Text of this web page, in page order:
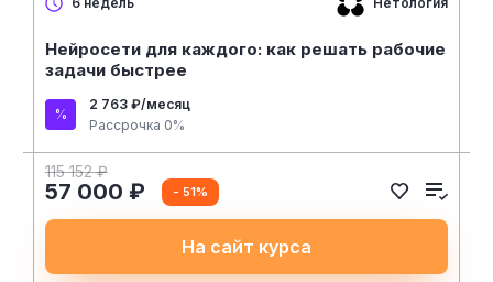
Нейросети для каждого: как решать рабочие
задачи быстрее
2 763 ₽/месяц
Рассрочка 0%
115 152 ₽
57 000 ₽ - 51%
На сайт курса